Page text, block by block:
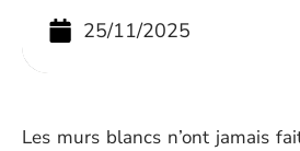
25/11/2025
Les murs blancs n’ont jamais